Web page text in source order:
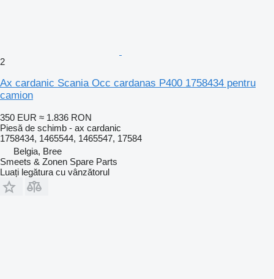
2
Ax cardanic Scania Occ cardanas P400 1758434 pentru
camion
350 EUR ≈ 1.836 RON
Piesă de schimb - ax cardanic
1758434, 1465544, 1465547, 17584
Belgia, Bree
Smeets & Zonen Spare Parts
Luați legătura cu vânzătorul